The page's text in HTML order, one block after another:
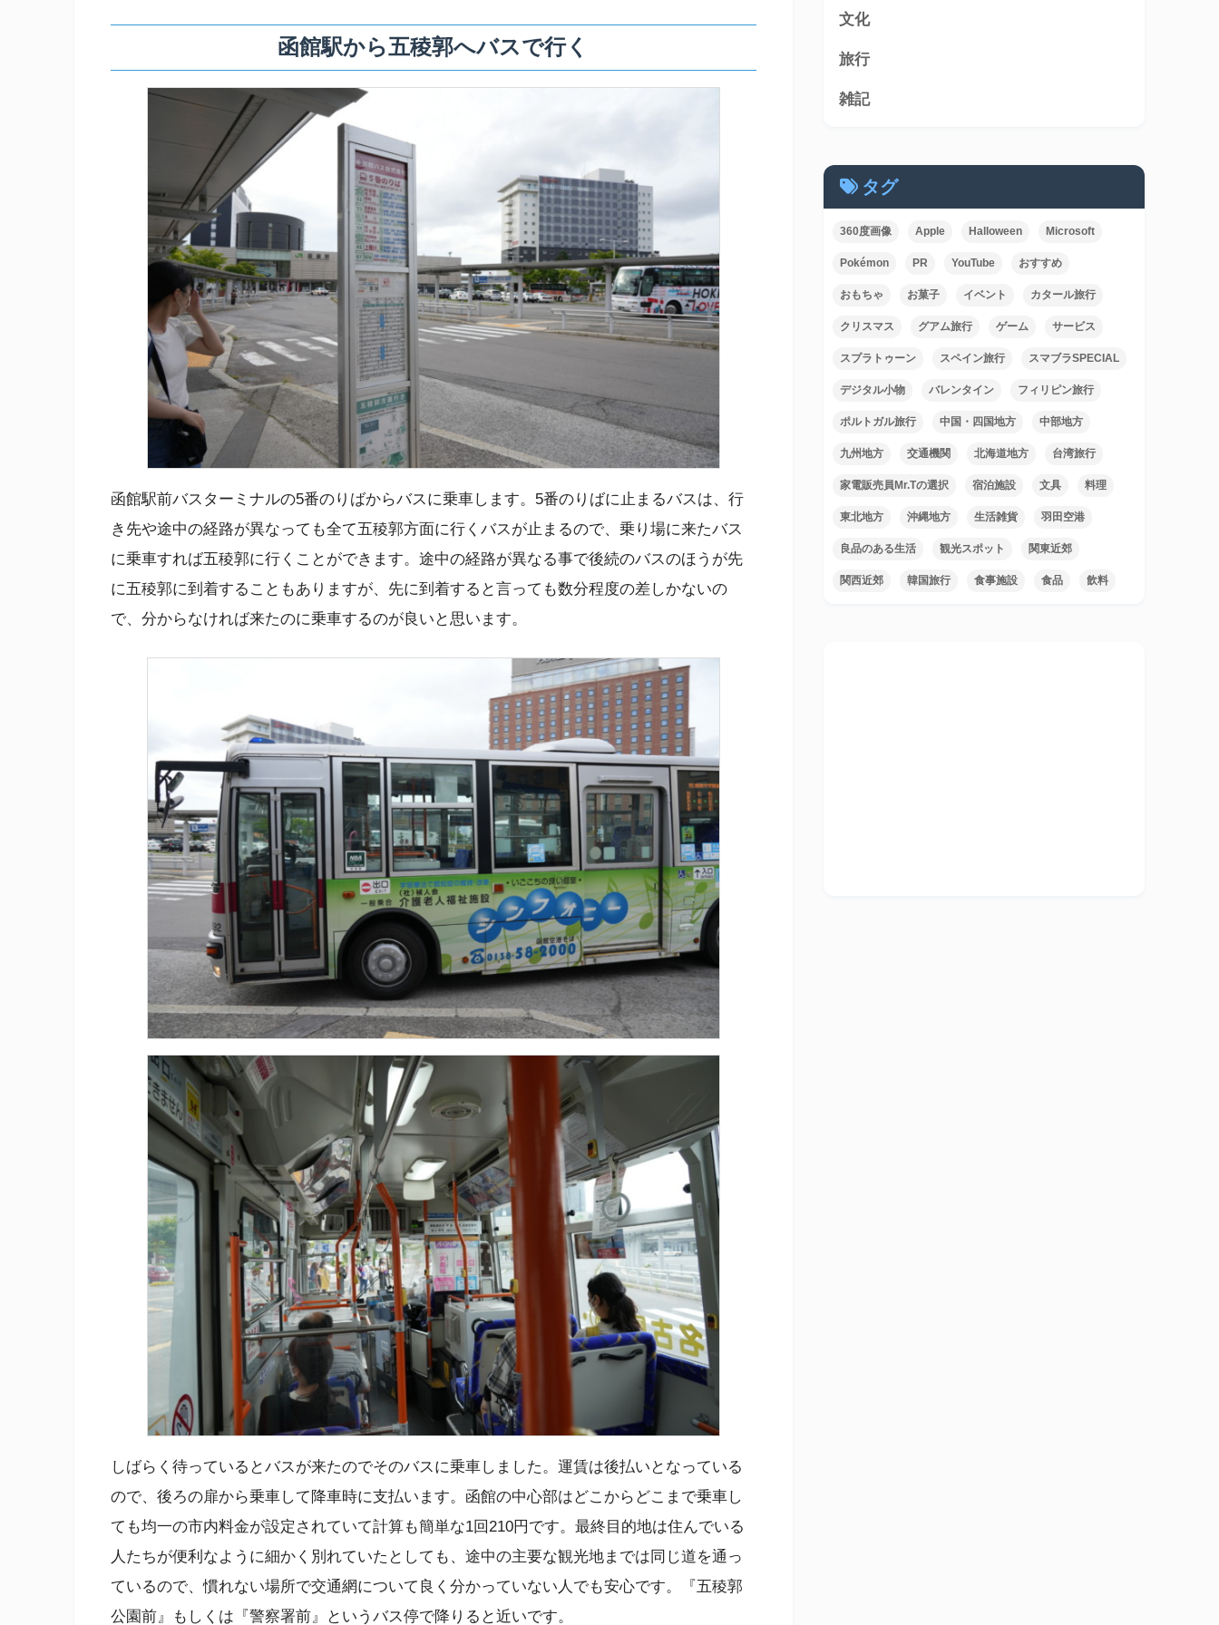
函館駅から五稜郭へバスで行く
函館駅前バスターミナルの5番のりばからバスに乗車します。5番のりばに止まるバスは、行
き先や途中の経路が異なっても全て五稜郭方面に行くバスが止まるので、乗り場に来たバス
に乗車すれば五稜郭に行くことができます。途中の経路が異なる事で後続のバスのほうが先
に五稜郭に到着することもありますが、先に到着すると言っても数分程度の差しかないの
で、分からなければ来たのに乗車するのが良いと思います。
しばらく待っているとバスが来たのでそのバスに乗車しました。運賃は後払いとなっている
ので、後ろの扉から乗車して降車時に支払います。函館の中心部はどこからどこまで乗車し
ても均一の市内料金が設定されていて計算も簡単な1回210円です。最終目的地は住んでいる
人たちが便利なように細かく別れていたとしても、途中の主要な観光地までは同じ道を通っ
ているので、慣れない場所で交通網について良く分かっていない人でも安心です。『五稜郭
公園前』もしくは『警察署前』というバス停で降りると近いです。
文化
旅行
雑記
タグ
360度画像 Apple Halloween Microsoft
Pokémon PR YouTube おすすめ
おもちゃ お菓子 イベント カタール旅行
クリスマス グアム旅行 ゲーム サービス
スプラトゥーン スペイン旅行 スマブラSPECIAL
デジタル小物 バレンタイン フィリピン旅行
ポルトガル旅行 中国・四国地方 中部地方
九州地方 交通機関 北海道地方 台湾旅行
家電販売員Mr.Tの選択 宿泊施設 文具 料理
東北地方 沖縄地方 生活雑貨 羽田空港
良品のある生活 観光スポット 関東近郊
関西近郊 韓国旅行 食事施設 食品 飲料